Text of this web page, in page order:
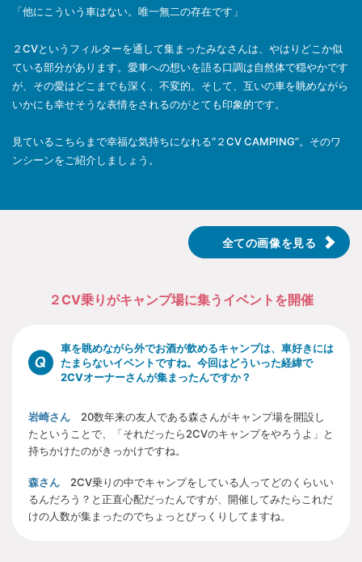
「他にこういう車はない。唯一無二の存在です」
２CVというフィルターを通して集まったみなさんは、やはりどこか似
ている部分があります。愛車への想いを語る口調は自然体で穏やかです
が、その愛はどこまでも深く、不変的。そして、互いの車を眺めながら
いかにも幸せそうな表情をされるのがとても印象的です。
見ているこちらまで幸福な気持ちになれる“２CV CAMPING”。そのワ
ンシーンをご紹介しましょう。
全ての画像を見る
２CV乗りがキャンプ場に集うイベントを開催
車を眺めながら外でお酒が飲めるキャンプは、車好きには
たまらないイベントですね。今回はどういった経緯で
2CVオーナーさんが集まったんですか？
岩崎さん 20数年来の友人である森さんがキャンプ場を開設し
たということで、「それだったら2CVのキャンプをやろうよ」と
持ちかけたのがきっかけですね。
森さん 2CV乗りの中でキャンプをしている人ってどのくらいい
るんだろう？と正直心配だったんですが、開催してみたらこれだ
けの人数が集まったのでちょっとびっくりしてますね。